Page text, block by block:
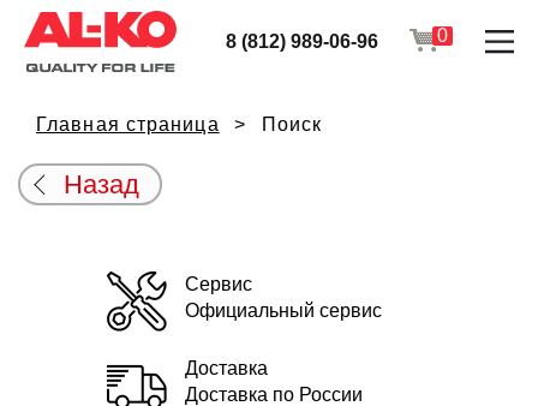
8 (812) 989-06-96 0
Главная страница Поиск
Назад
Сервис
Официальный сервис
Доставка
Доставка по России